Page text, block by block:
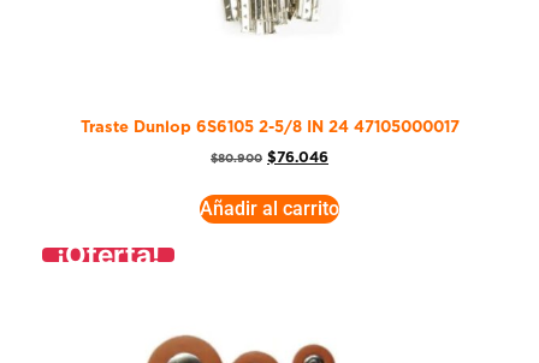
Traste Dunlop 6S6105 2-5/8 IN 24 47105000017
$80.900 $76.046
Añadir al carrito
¡Oferta!